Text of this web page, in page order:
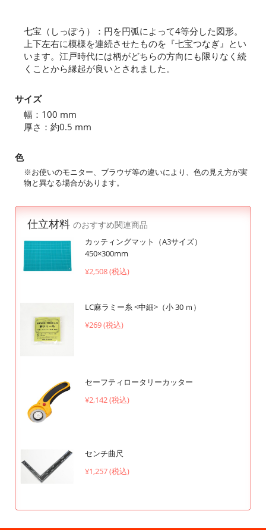
七宝（しっぽう）：円を円弧によって4等分した図形。
上下左右に模様を連続させたものを『七宝つなぎ』とい
います。江戸時代には柄がどちらの方向にも限りなく続
くことから縁起が良いとされました。
サイズ
幅：100 mm
厚さ：約0.5 mm
色
※お使いのモニター、ブラウザ等の違いにより、色の見え方が実
物と異なる場合があります。
仕立材料 のおすすめ関連商品
カッティングマット（A3サイズ）
450×300mm
¥2,508 (税込)
LC麻ラミー糸 <中細>（小 30 ｍ）
¥269 (税込)
セーフティロータリーカッター
¥2,142 (税込)
センチ曲尺
¥1,257 (税込)